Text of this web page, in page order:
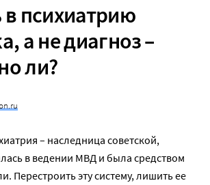
в психиатрию
а не диагноз –
ли?
– наследница советской,
в ведении МВД и была средством
Перестроить эту систему, лишить ее